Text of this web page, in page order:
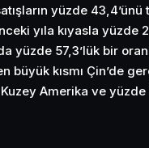
yüzde
yıla kıyasla yüzde
yüzde 57,3’lük bir
büyük kısmı Çin’de
Amerika ve